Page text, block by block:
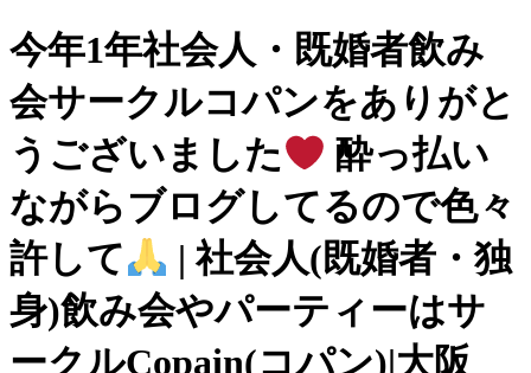
今年1年社会人・既婚者飲み
会サークルコパンをありがと
うございました
酔っ払い
ながらブログしてるので色々
許して
| 社会人(既婚者・独
身)飲み会やパーティーはサ
ークルCopain(コパン)|大阪